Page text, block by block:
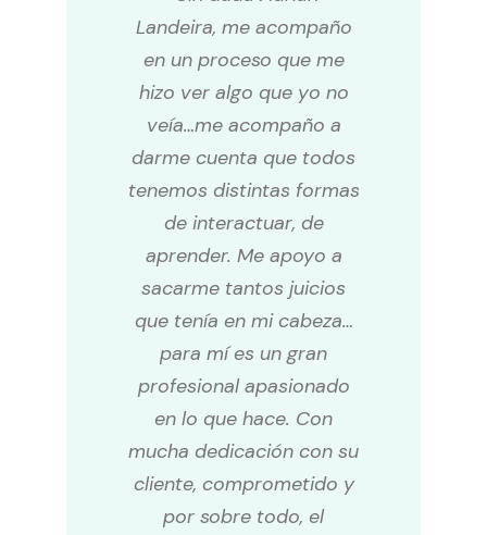
Communicate your offer to the world
The art of flowing in your movement
Learning to inhabit your present by being present
Personal Development Workshops (group)
Tailor-made sessions
500 Preguntas para transformar tu vida
A message, a possibility
The gifts of each essence
The path of knowledge
WooCommerce Cart
Landeira, me acompaño
en un proceso que me
hizo ver algo que yo no
veía…me acompaño a
darme cuenta que todos
tenemos distintas formas
de interactuar, de
aprender. Me apoyo a
sacarme tantos juicios
que tenía en mi cabeza…
para mí es un gran
profesional apasionado
en lo que hace. Con
mucha dedicación con su
cliente, comprometido y
por sobre todo, el